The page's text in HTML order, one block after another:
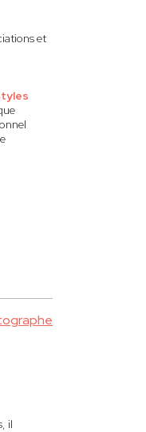
et
il